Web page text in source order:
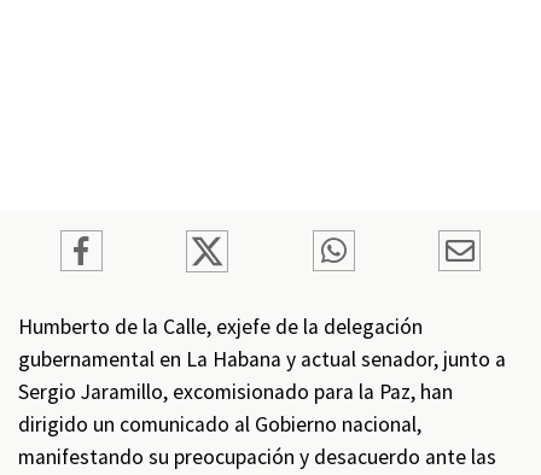
Humberto de la Calle, exjefe de la delegación
gubernamental en La Habana y actual senador, junto a
Sergio Jaramillo, excomisionado para la Paz, han
dirigido un comunicado al Gobierno nacional,
manifestando su preocupación y desacuerdo ante las